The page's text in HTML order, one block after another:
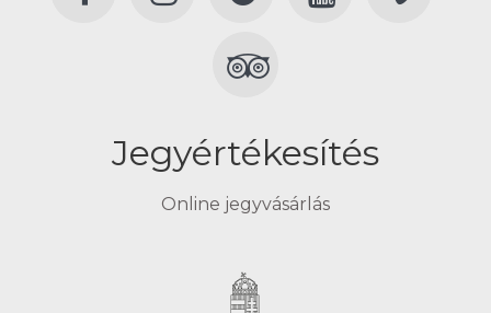
Jegyértékesítés
Online jegyvásárlás